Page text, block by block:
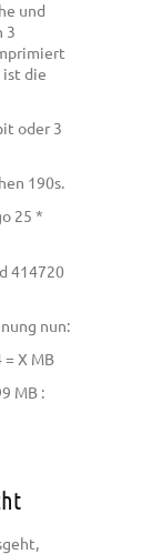
und
3
ist die
oder 3
190s.
25 *
414720
nun:
X MB
MB :